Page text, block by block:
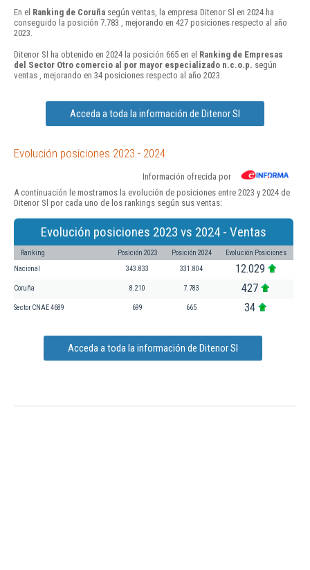
En el Ranking de Coruña según ventas, la empresa Ditenor Sl en 2024 ha
conseguido la posición 7.783 , mejorando en 427 posiciones respecto al año
2023.
Ditenor Sl ha obtenido en 2024 la posición 665 en el Ranking de Empresas
del Sector Otro comercio al por mayor especializado n.c.o.p. según
ventas , mejorando en 34 posiciones respecto al año 2023.
Acceda a toda la información de Ditenor Sl
Evolución posiciones 2023 - 2024
Información ofrecida por
A continuación le mostramos la evolución de posiciones entre 2023 y 2024 de
Ditenor Sl por cada uno de los rankings según sus ventas:
Evolución posiciones 2023 vs 2024 - Ventas
Ranking Posición 2023 Posición 2024 Evolución Posiciones
Nacional 343.833 331.804 12.029
Coruña 8.210 7.783 427
Sector CNAE 4689 699 665 34
Acceda a toda la información de Ditenor Sl